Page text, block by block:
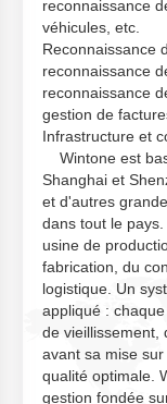
reconnaissance
véhicules, etc.
Reconnaissance
reconnaissance
reconnaissance
gestion de
Infrastructure et
Wintone est
Shanghai et
et d'autres
dans tout le
usine de
fabrication, du
logistique. Un
appliqué :
de vieillissement,
avant sa mise
qualité optimale.
gestion fondée